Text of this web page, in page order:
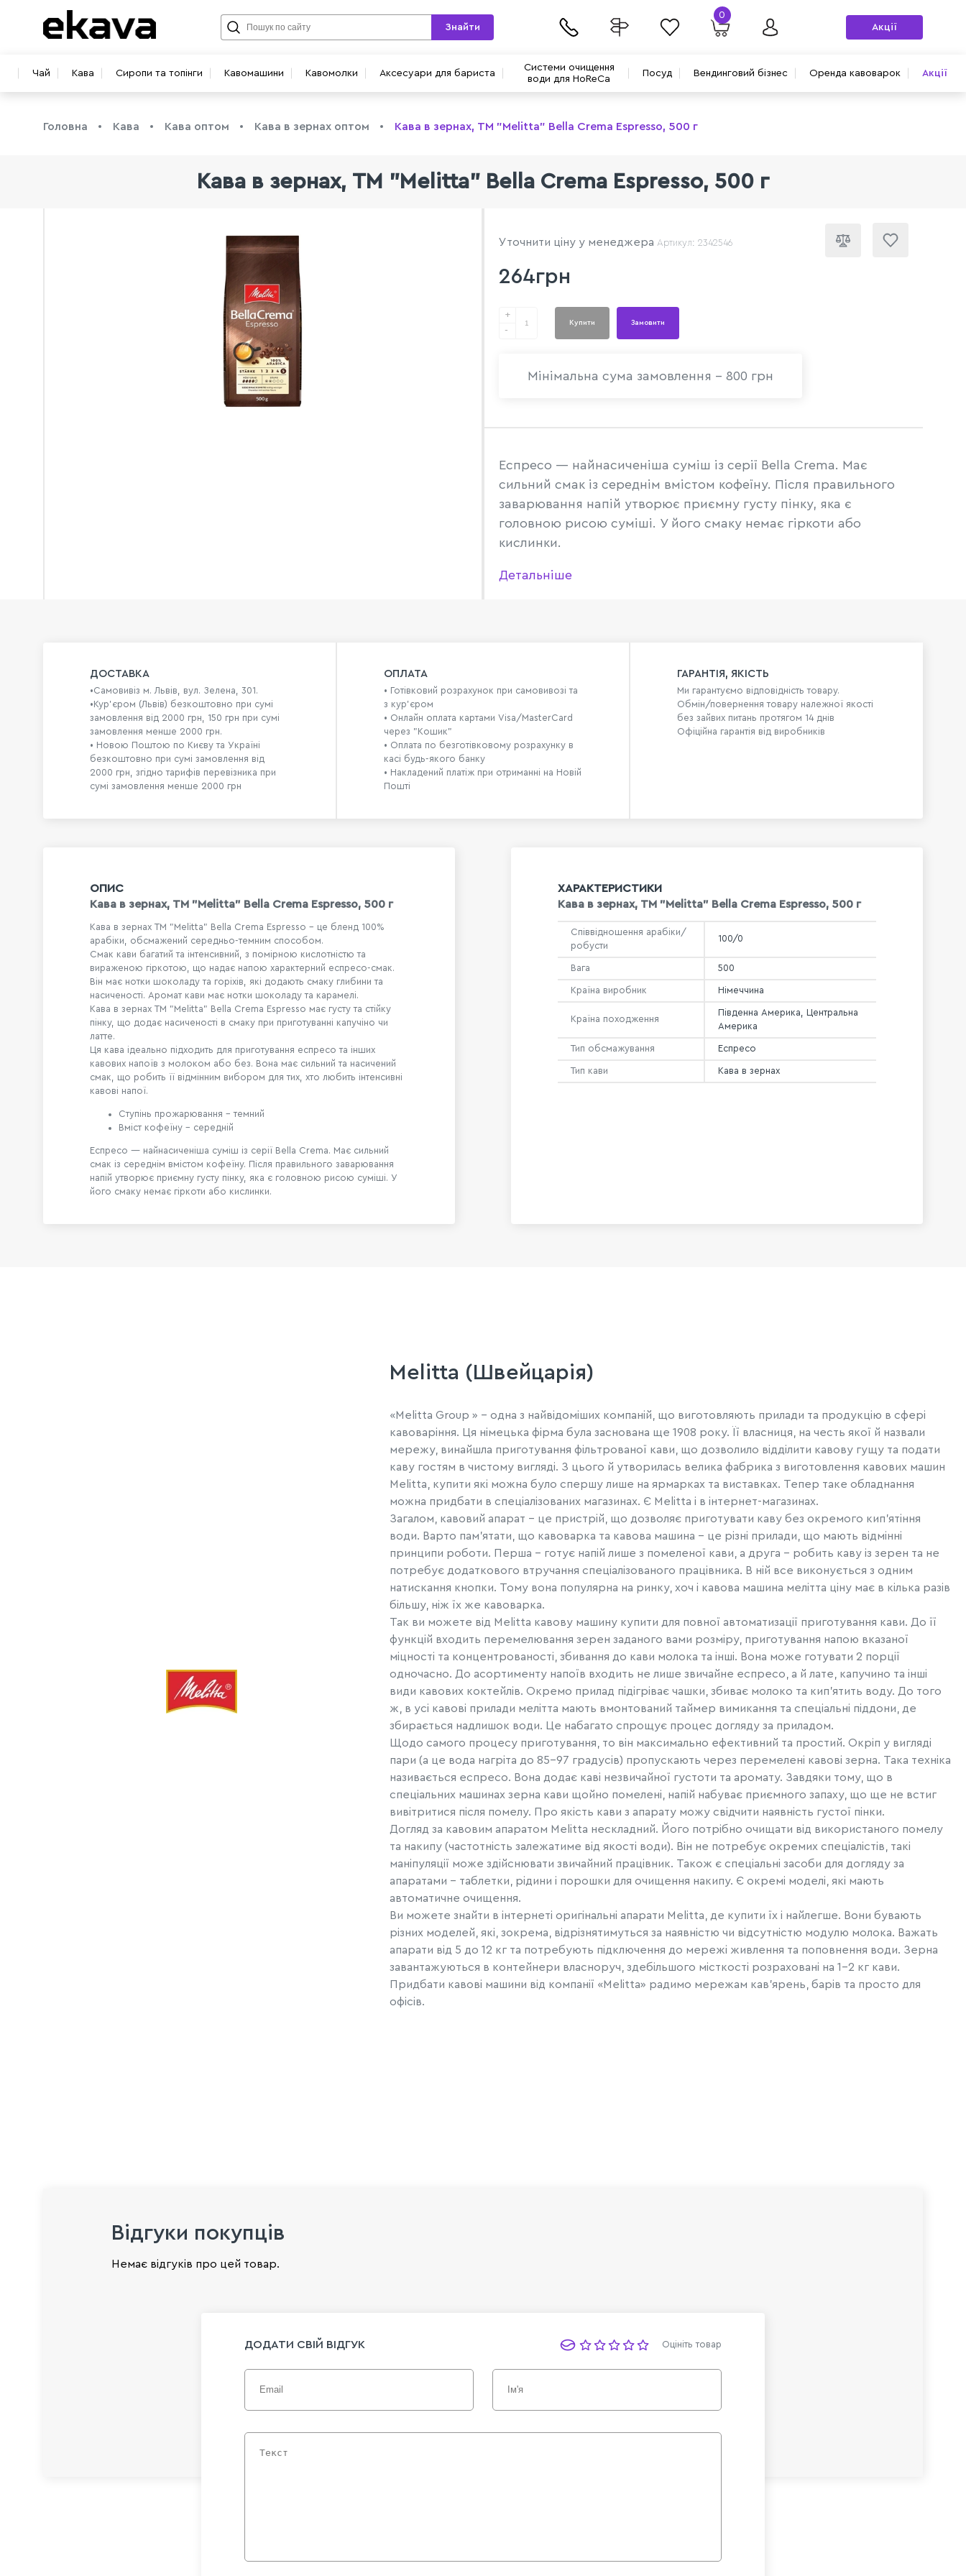
Чай Кава Сиропи та топінги Кавомашини Кавомолки Аксесуари для бариста
Системи очищення
води для HoReCa
Посуд Вендинговий бізнес Оренда кавоварок Акції
Знайти
0
Акції
Головна Кава Кава оптом Кава в зернах оптом Кава в зернах, TM "Melitta" Bella Crema Espresso, 500 г
Кава в зернах, TM "Melitta" Bella Crema Espresso, 500 г
Уточнити ціну у менеджера Артикул: 2342546
264грн
+
-
Купити Замовити
Мінімальна сума замовлення - 800 грн
Еспресо — найнасиченіша суміш із серії Bella Crema. Має
сильний смак із середнім вмістом кофеїну. Після правильного
заварювання напій утворює приємну густу пінку, яка є
головною рисою суміші. У його смаку немає гіркоти або
кислинки.
Детальніше
ДОСТАВКА
•Самовивіз м. Львів, вул. Зелена, 301.
•Кур'єром (Львів) безкоштовно при сумі
замовлення від 2000 грн, 150 грн при сумі
замовлення менше 2000 грн.
• Новою Поштою по Києву та Україні
безкоштовно при сумі замовлення від
2000 грн, згідно тарифів перевізника при
сумі замовлення менше 2000 грн
ОПЛАТА
• Готівковий розрахунок при самовивозі та
з кур’єром
• Онлайн оплата картами Visa/MasterCard
через "Кошик"
• Оплата по безготівковому розрахунку в
касі будь-якого банку
• Накладений платіж при отриманні на Новій
Пошті
ГАРАНТІЯ, ЯКІСТЬ
Ми гарантуємо відповідність товару.
Обмін/повернення товару належної якості
без зайвих питань протягом 14 днів
Офіційна гарантія від виробників
ОПИС
Кава в зернах, TM "Melitta" Bella Crema Espresso, 500 г
Кава в зернах TM "Melitta" Bella Crema Espresso - це бленд 100%
арабіки, обсмажений середньо-темним способом.
Смак кави багатий та інтенсивний, з помірною кислотністю та
вираженою гіркотою, що надає напою характерний еспресо-смак.
Він має нотки шоколаду та горіхів, які додають смаку глибини та
насиченості. Аромат кави має нотки шоколаду та карамелі.
Кава в зернах TM "Melitta" Bella Crema Espresso має густу та стійку
пінку, що додає насиченості в смаку при приготуванні капучіно чи
латте.
Ця кава ідеально підходить для приготування еспресо та інших
кавових напоїв з молоком або без. Вона має сильний та насичений
смак, що робить її відмінним вибором для тих, хто любить інтенсивні
кавові напої.
Ступінь прожарювання - темний
Вміст кофеїну - середній
Еспресо — найнасиченіша суміш із серії Bella Crema. Має сильний
смак із середнім вмістом кофеїну. Після правильного заварювання
напій утворює приємну густу пінку, яка є головною рисою суміші. У
його смаку немає гіркоти або кислинки.
ХАРАКТЕРИСТИКИ
Кава в зернах, TM "Melitta" Bella Crema Espresso, 500 г
Співвідношення арабіки/
робусти
100/0
Вага 500
Країна виробник Німеччина
Країна походження
Південна Америка, Центральна
Америка
Тип обсмажування Еспресо
Тип кави Кава в зернах
Melitta (Швейцарія)
«Melitta Group » - одна з найвідоміших компаній, що виготовляють прилади та продукцію в сфері
кавоваріння. Ця німецька фірма була заснована ще 1908 року. Її власниця, на честь якої й назвали
мережу, винайшла приготування фільтрованої кави, що дозволило відділити кавову гущу та подати
каву гостям в чистому вигляді. З цього й утворилась велика фабрика з виготовлення кавових машин
Melitta, купити які можна було спершу лише на ярмарках та виставках. Тепер таке обладнання
можна придбати в спеціалізованих магазинах. Є Melitta і в інтернет-магазинах.
Загалом, кавовий апарат – це пристрій, що дозволяє приготувати каву без окремого кип’ятіння
води. Варто пам’ятати, що кавоварка та кавова машина – це різні прилади, що мають відмінні
принципи роботи. Перша – готує напій лише з помеленої кави, а друга – робить каву із зерен та не
потребує додаткового втручання спеціалізованого працівника. В ній все виконується з одним
натискання кнопки. Тому вона популярна на ринку, хоч і кавова машина мелітта ціну має в кілька разів
більшу, ніж їх же кавоварка.
Так ви можете від Melitta кавову машину купити для повної автоматизації приготування кави. До її
функцій входить перемелювання зерен заданого вами розміру, приготування напою вказаної
міцності та концентрованості, збивання до кави молока та інші. Вона може готувати 2 порції
одночасно. До асортименту напоїв входить не лише звичайне еспресо, а й лате, капучино та інші
види кавових коктейлів. Окремо прилад підігріває чашки, збиває молоко та кип’ятить воду. До того
ж, в усі кавові прилади мелітта мають вмонтований таймер вимикання та спеціальні піддони, де
збирається надлишок води. Це набагато спрощує процес догляду за приладом.
Щодо самого процесу приготування, то він максимально ефективний та простий. Окріп у вигляді
пари (а це вода нагріта до 85-97 градусів) пропускають через перемелені кавові зерна. Така техніка
називається еспресо. Вона додає каві незвичайної густоти та аромату. Завдяки тому, що в
спеціальних машинах зерна кави щойно помелені, напій набуває приємного запаху, що ще не встиг
вивітритися після помелу. Про якість кави з апарату можу свідчити наявність густої пінки.
Догляд за кавовим апаратом Melitta нескладний. Його потрібно очищати від використаного помелу
та накипу (частотність залежатиме від якості води). Він не потребує окремих спеціалістів, такі
маніпуляції може здійснювати звичайний працівник. Також є спеціальні засоби для догляду за
апаратами – таблетки, рідини і порошки для очищення накипу. Є окремі моделі, які мають
автоматичне очищення.
Ви можете знайти в інтернеті оригінальні апарати Melitta, де купити їх і найлегше. Вони бувають
різних моделей, які, зокрема, відрізнятимуться за наявністю чи відсутністю модулю молока. Важать
апарати від 5 до 12 кг та потребують підключення до мережі живлення та поповнення води. Зерна
завантажуються в контейнери власноруч, здебільшого місткості розраховані на 1-2 кг кави.
Придбати кавові машини від компанії «Мelitta» радимо мережам кав’ярень, барів та просто для
офісів.
Відгуки покупців
Немає відгуків про цей товар.
ДОДАТИ СВІЙ ВІДГУК Оцініть товар